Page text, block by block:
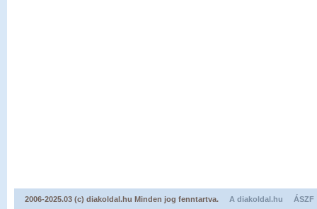
2006-2025.03 (c) diakoldal.hu Minden jog fenntartva. A diakoldal.hu ÁSZF